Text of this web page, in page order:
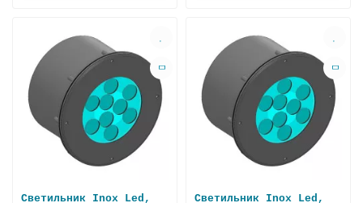
Светильник Inox Led,
Светильник Inox Led,